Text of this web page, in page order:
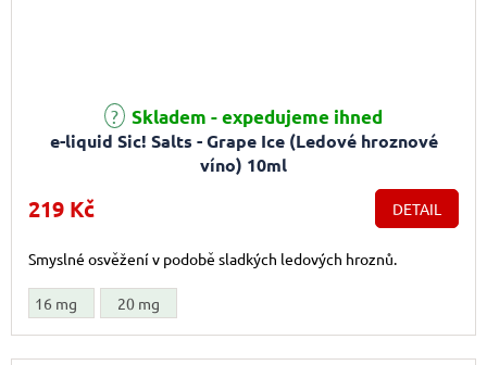
e-liquid Sic! Salts - Grape Ice (Ledové hroznové
víno) 10ml
Průměrné hodnocení produktu je 5,0 z 5 hvězdiček.
Skladem - expedujeme ihned
219 Kč DETAIL
Smyslné osvěžení v podobě sladkých ledových hroznů.
16 mg 20 mg